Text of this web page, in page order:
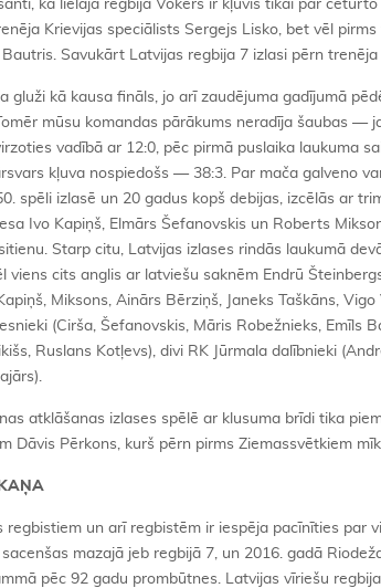
ka lielajā regbijā Vokers ir kļuvis tikai par
Krievijas speciālists Sergejs Lisko, bet vēl
Bautris. Savukārt Latvijas regbija 7 izlasi pērn
gluži kā kausa fināls, jo arī zaudējuma gadījumā
mūsu komandas pārākums neradīja šaubas —
vadībā ar 12:0, pēc pirmā puslaika laukuma
kļuva nospiedošs — 38:3. Par mača galveno
spēli izlasē un 20 gadus kopš debijas, izcēlās ar
Ivo Kapiņš, Elmārs Šefanovskis un Roberts
Starp citu, Latvijas izlases rindās laukumā
viens cits anglis ar latviešu saknēm Endrū
Miksons, Ainārs Bērziņš, Janeks Taškāns,
(Cirša, Šefanovskis, Māris Robežnieks, Emīls
Ruslans Kotļevs), divi RK Jūrmala dalībnieki
atklāšanas izlases spēlē ar klusuma brīdi tika
Dāvis Pērkons, kurš pērn pirms Ziemassvētkiem
regbistiem un arī regbistēm ir iespēja pacīnīties par
mazajā jeb regbijā 7, un 2016. gadā
pēc 92 gadu prombūtnes. Latvijas vīriešu